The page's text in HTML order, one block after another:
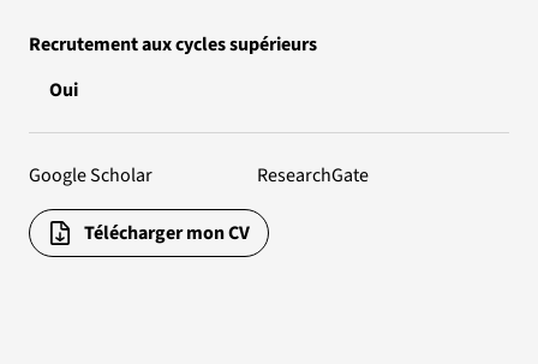
Recrutement aux cycles supérieurs
Oui
Google Scholar ResearchGate
Télécharger mon CV